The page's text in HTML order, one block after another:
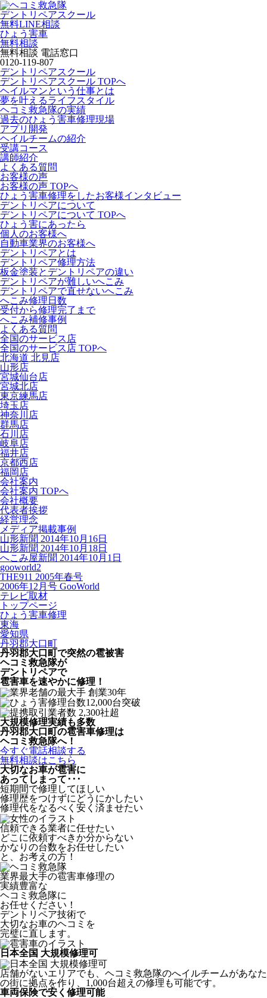
デントリペアスクール
無料LINE相談
ひょう害車
無料相談
無料相談 電話窓口
0120-119-807
デントリペアスクール
デントリペアスクール TOPへ
ヘイルマンという仕事とは
夢を叶えるライフスタイル
ヘコミ救急隊の実績
過去のひょう害車修理現場
アプリ開発
ヘイルチームの紹介
受講コース
講師紹介
よくある質問
お客様の声
お客様の声 TOPへ
ひょう害車修理をしたお客様インタビュー
デントリペアについて
デントリペアについて TOPへ
ひょう害にあったら
個人のお客様へ
自動車業界のお客様へ
デントリペアとは
デントリペア修理方法
板金塗装とデントリペアの違い
デントリペアが難しいへこみ
デントリペアで直せないへこみ
へこみ修理日数
受付から修理完了まで
へこみ補修事例
よくある質問
全国のサービス店
全国のサービス店 TOPへ
北海道 北見店
山形店
宮城仙台店
宮城北店
東京練馬店
埼玉店
神奈川店
群馬店
石川店
岐阜店
福井店
京都西店
福岡店
会社案内
会社案内 TOPへ
会社概要
代表者挨拶
経営理念
メディア掲載事例
山形新聞 2014年10月16日
山形新聞 2014年10月18日
へこみ屋新聞 2014年10月1日
gooworld2
THE911 2005年春号
2006年12月号 GooWorld
テレビ取材
トップページ
ひょう害車修理
東海
愛知県
丹羽郡大口町
丹羽郡大口町で突然の雹被害
ヘコミ救急隊が
デントリペアで
雹害車を速やかに修理！
大規模修理実績も多数
丹羽郡大口町の雹害車修理は
ヘコミ救急隊へ！
今すぐ電話相談する
無料相談はこちら
大切なお車が雹害に
あってしまって･･･
短期間で修理してほしい
修理歴をつけずにどうにかしたい
修理代をなるべく安く済ませたい
信頼できる業者に任せたい
どこに依頼すべきか分からない
かなりの台数をお任せしたい
と、お考えの方！
業界最大手の雹害車修理の
実績豊富な
ヘコミ救急隊に
お任せください！
デントリペア技術で
大切なお車のヘコミを
完璧に直します。
日本全国 大規模修理可
店舗がないエリアでも、ヘコミ救急隊のへイルチームがあなた
の街に拠点を作り、1,000台超えの修理も可能です。
車両保険で安く修理可能